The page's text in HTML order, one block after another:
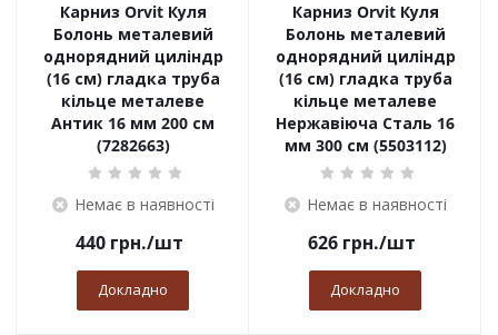
Карниз Orvit Куля
Болонь металевий
однорядний циліндр
(16 см) гладка труба
кільце металеве
Антик 16 мм 200 см
(7282663)
Немає в наявності
440грн./шт
Докладно
Карниз Orvit Куля
Болонь металевий
однорядний циліндр
(16 см) гладка труба
кільце металеве
Нержавіюча Сталь 16
мм 300 см (5503112)
Немає в наявності
626грн./шт
Докладно